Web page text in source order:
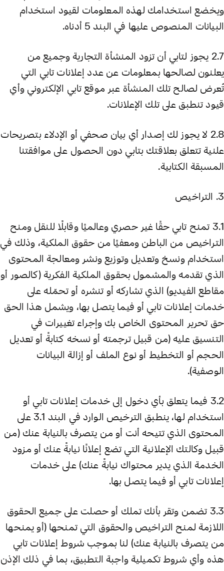
ويخضع استخدامك لهذه المعلومات لقيود استخدام
البيانات المنصوص عليها في البند 5 أدناه.
2.7 يجوز لتابي أن تزود المنشأة التجارية وجميع من
يعلنون لصالحها بمعلومات عن عدد إعلانات تابي التي
تُعرض لصالح تلك المنشأة عبر موقع تابي الإلكتروني وأي
قيود تنطبق على تلك الإعلانات.
2.8 لا يجوز لك إصدار أي بيان صحفي أو الإدلاء بتصريحات
علنية تتعلق بعلاقتك بتابي دون الحصول على موافقتنا
المسبقة الكتابية.
3. التراخيص
3.1 تمنح تابي حقًا غير حصري وعالميًا وقابلًا للنقل ومنح
التراخيص من الباطن ومعفيًا من حقوق الملكية، وذلك في
استخدام ونسخ وتعديل وتوزيع ونشر ومعالجة المحتوى
الذي تقدمه والمشمول بحقوق الملكية الفكرية (كالصور أو
مقاطع الفيديو) الذي تشاركه أو تنشره أو تحمّله على
خدمات إعلانات تابي أو فيما يتصل بها، ويشمل هذا الحق
حق تحرير المحتوى الخاص بك وإجراء تغييرات في
التنسيق عليه (من قبيل ترجمته أو نسخه كتابةً أو تعديل
الحجم أو التخطيط أو نوع الملف أو إزالة البيانات
الوصفية).
3.2 فيما يتعلق بأي دخول إلى خدمات إعلانات تابي أو
استخدام لها، ينطبق الترخيص الوارد في البند 3.1 على
المحتوى الذي تتيحه أنت أو من يتصرف بالنيابة عنك (من
قبيل وكالتك الإعلانية التي تضع إعلانًا نيابةً عنك أو مزود
الخدمة الذي يدير محتواك نيابةً عنك) على خدمات
إعلانات تابي أو فيما يتصل بها.
3.3 تضمن وتقر بأنك تملك أو حصلت على جميع الحقوق
اللازمة لمنح التراخيص والحقوق التي تمنحها (أو يمنحها
من يتصرف بالنيابة عنك) لنا بموجب شروط إعلانات تابي
هذه وأي شروط تكميلية واجبة التطبيق، بما في ذلك الإذن